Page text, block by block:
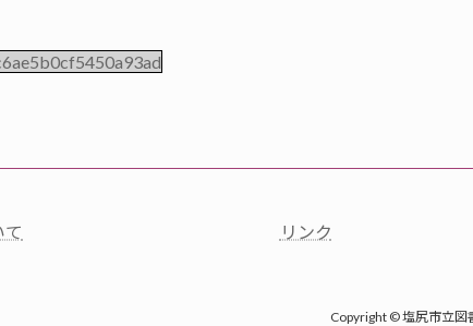
て リンク
Copyright © 塩尻市立図